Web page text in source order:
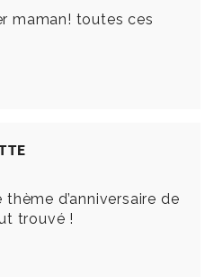
maman! toutes ces
d’anniversaire de
trouvé !